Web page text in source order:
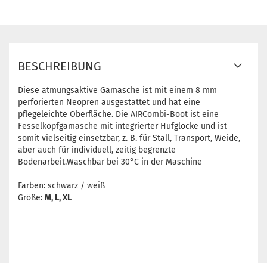
BESCHREIBUNG
Diese atmungsaktive Gamasche ist mit einem 8 mm
perforierten Neopren ausgestattet und hat eine
pflegeleichte Oberfläche. Die AIRCombi-Boot ist eine
Fesselkopfgamasche mit integrierter Hufglocke und ist
somit vielseitig einsetzbar, z. B. für Stall, Transport, Weide,
aber auch für individuell, zeitig begrenzte
Bodenarbeit.Waschbar bei 30°C in der Maschine
Farben: schwarz / weiß
Größe: M, L,XL